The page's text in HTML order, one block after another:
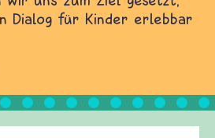
Dialog für Kinder erlebbar